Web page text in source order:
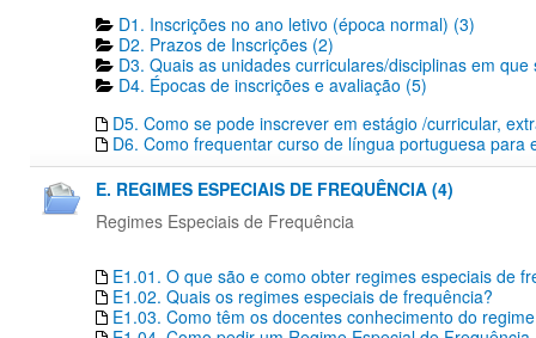
D1. Inscrições no ano letivo (época normal) (3)
D2. Prazos de Inscrições (2)
D3. Quais as unidades curriculares/disciplinas em
D4. Épocas de inscrições e avaliação (5)
D5. Como se pode inscrever em estágio /curricular,
D6. Como frequentar curso de língua portuguesa para
E. REGIMES ESPECIAIS DE FREQUÊNCIA (4)
Regimes Especiais de Frequência
E1.01. O que são e como obter regimes especiais de
E1.02. Quais os regimes especiais de frequência?
E1.03. Como têm os docentes conhecimento do